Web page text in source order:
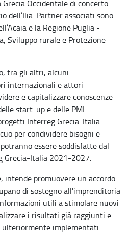
Occidentale di concerto
dell’Ilia. Partner associati sono
e la Regione Puglia -
Sviluppo rurale e Protezione
tra gli altri, alcuni
internazionali e attori
e capitalizzare conoscenze
start-up e delle PMI
Interreg Grecia-Italia.
per condividere bisogni e
essere soddisfatte dal
Grecia-Italia 2021-2027.
intende promuovere un accordo
di sostegno all'imprenditoria
utili a stimolare nuovi
i risultati già raggiunti e
ulteriormente implementati.